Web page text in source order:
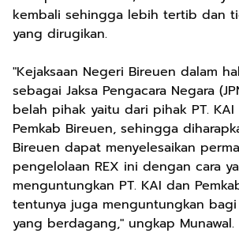
kembali sehingga lebih tertib dan
yang dirugikan.
"Kejaksaan Negeri Bireuen dalam
sebagai Jaksa Pengacara Negara
belah pihak yaitu dari pihak PT.
Pemkab Bireuen, sehingga
Bireuen dapat menyelesaikan
pengelolaan REX ini dengan cara
menguntungkan PT. KAI dan
tentunya juga menguntungkan bagi
yang berdagang," ungkap Munawal.